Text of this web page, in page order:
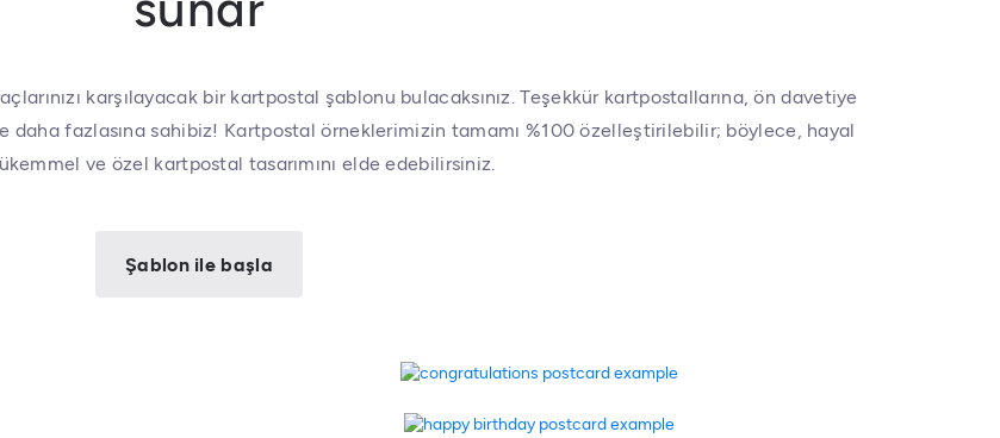
karşılayacak bir kartpostal şablonu bulacaksınız. Teşekkür kartpostallarına, ön davetiye
daha fazlasına sahibiz! Kartpostal örneklerimizin tamamı %100 özelleştirilebilir; böylece, hayal
ve özel kartpostal tasarımını elde edebilirsiniz.
Şablon ile başla